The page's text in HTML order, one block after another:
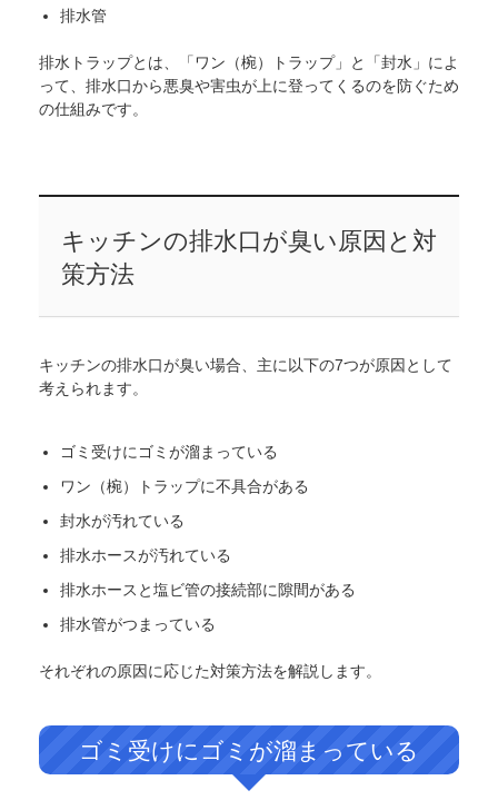
排水管
排水トラップとは、「ワン（椀）トラップ」と「封水」によ
って、排水口から悪臭や害虫が上に登ってくるのを防ぐため
の仕組みです。
キッチンの排水口が臭い原因と対
策方法
キッチンの排水口が臭い場合、主に以下の7つが原因として
考えられます。
ゴミ受けにゴミが溜まっている
ワン（椀）トラップに不具合がある
封水が汚れている
排水ホースが汚れている
排水ホースと塩ビ管の接続部に隙間がある
排水管がつまっている
それぞれの原因に応じた対策方法を解説します。
ゴミ受けにゴミが溜まっている